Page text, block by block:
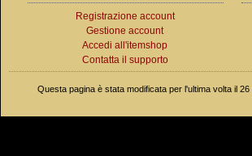
Registrazione account
Gestione account
Accedi all'itemshop
Contatta il supporto
Questa pagina è stata modificata per l'ultima volta il 26